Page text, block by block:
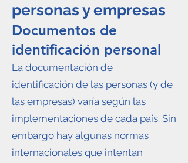
personas y empresas
Documentos de
identificación personal
La documentación de
identificación de las personas (y de
las empresas) varía según las
implementaciones de cada país. Sin
embargo hay algunas normas
internacionales que intentan